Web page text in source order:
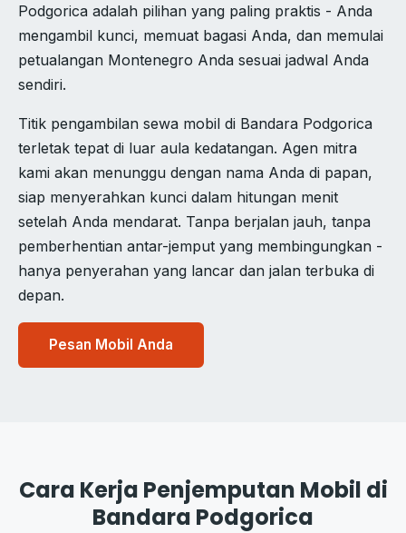
Podgorica adalah pilihan yang paling praktis - Anda
mengambil kunci, memuat bagasi Anda, dan memulai
petualangan Montenegro Anda sesuai jadwal Anda
sendiri.
Titik pengambilan sewa mobil di Bandara Podgorica
terletak tepat di luar aula kedatangan. Agen mitra
kami akan menunggu dengan nama Anda di papan,
siap menyerahkan kunci dalam hitungan menit
setelah Anda mendarat. Tanpa berjalan jauh, tanpa
pemberhentian antar-jemput yang membingungkan -
hanya penyerahan yang lancar dan jalan terbuka di
depan.
Pesan Mobil Anda
Cara Kerja Penjemputan Mobil di
Bandara Podgorica